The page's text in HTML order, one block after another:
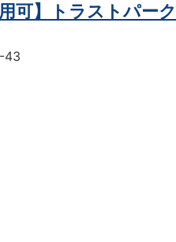
可】トラストパー
43